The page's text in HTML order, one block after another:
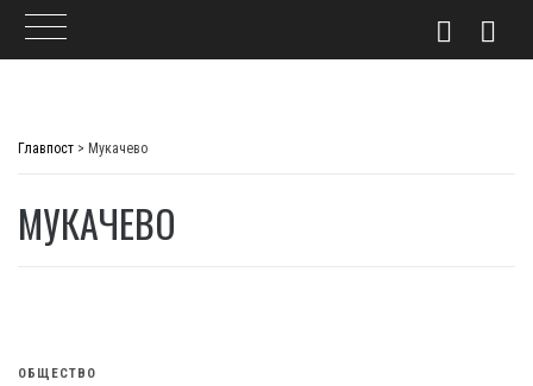
Главпост > Мукачево
МУКАЧЕВО
ОБЩЕСТВО